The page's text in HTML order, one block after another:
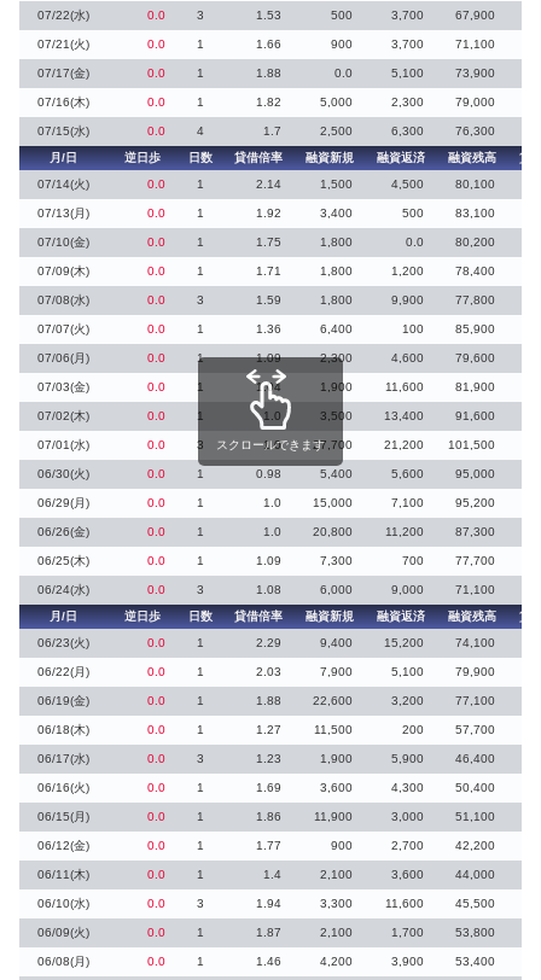
07/22(水) 0.0 3 1.53 500 3,700 67,900
07/21(火) 0.0 1 1.66 900 3,700 71,100
07/17(金) 0.0 1 1.88 0.0 5,100 73,900
07/16(木) 0.0 1 1.82 5,000 2,300 79,000
07/15(水) 0.0 4 1.7 2,500 6,300 76,300
月/日
逆日歩 日数 貸借倍率 融資新規 融資返済 融資残高
貸
07/14(火)
0.0 1 2.14 1,500 4,500 80,100
07/13(月) 0.0 1 1.92 3,400 500 83,100
07/10(金) 0.0 1 1.75 1,800 0.0 80,200
07/09(木) 0.0 1 1.71 1,800 1,200 78,400
07/08(水) 0.0 3 1.59 1,800 9,900 77,800
07/07(火) 0.0 1 1.36 6,400 100 85,900
07/06(月) 0.0 1 1.09 2,300 4,600 79,600
07/03(金) 0.0 1 1.04 1,900 11,600 81,900
07/02(木) 0.0 1 1.0 3,500 13,400 91,600
07/01(水) 0.0 3 1.0 27,700 21,200 101,500
06/30(火) 0.0 1 0.98 5,400 5,600 95,000
06/29(月) 0.0 1 1.0 15,000 7,100 95,200
06/26(金) 0.0 1 1.0 20,800 11,200 87,300
06/25(木) 0.0 1 1.09 7,300 700 77,700
06/24(水) 0.0 3 1.08 6,000 9,000 71,100
月/日
逆日歩 日数 貸借倍率 融資新規 融資返済 融資残高
貸
06/23(火)
0.0 1 2.29 9,400 15,200 74,100
06/22(月) 0.0 1 2.03 7,900 5,100 79,900
06/19(金) 0.0 1 1.88 22,600 3,200 77,100
06/18(木) 0.0 1 1.27 11,500 200 57,700
06/17(水) 0.0 3 1.23 1,900 5,900 46,400
06/16(火) 0.0 1 1.69 3,600 4,300 50,400
06/15(月) 0.0 1 1.86 11,900 3,000 51,100
06/12(金) 0.0 1 1.77 900 2,700 42,200
06/11(木) 0.0 1 1.4 2,100 3,600 44,000
06/10(水) 0.0 3 1.94 3,300 11,600 45,500
06/09(火) 0.0 1 1.87 2,100 1,700 53,800
06/08(月) 0.0 1 1.46 4,200 3,900 53,400
スクロールできます